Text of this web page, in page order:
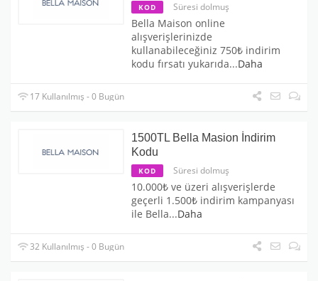
KOD Süresi dolmuş
Bella Maison online
alışverişlerinizde
kullanabileceğiniz 750₺ indirim
kodu fırsatı yukarıda...Daha
17 Kullanılmış - 0 Bugün
1500TL Bella Masion İndirim
Kodu
KOD Süresi dolmuş
10.000₺ ve üzeri alışverişlerde
geçerli 1.500₺ indirim kampanyası
ile Bella...Daha
32 Kullanılmış - 0 Bugün